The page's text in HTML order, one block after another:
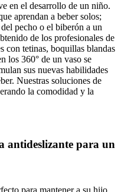
en el desarrollo de un niño.
aprendan a beber solos;
pecho o el biberón a un
de los profesionales de
con tetinas, boquillas blandas
los 360° de un vaso se
sus nuevas habilidades
Nuestras soluciones de
la comodidad y la
antideslizante para un
para mantener a su hijo